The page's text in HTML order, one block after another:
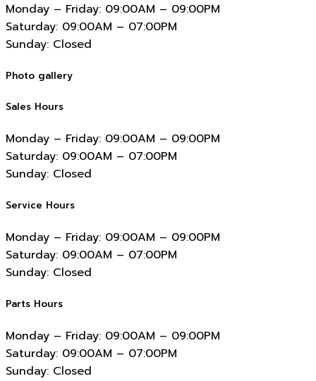
Monday – Friday: 09:00AM – 09:00PM
Saturday: 09:00AM – 07:00PM
Sunday: Closed
Photo gallery
Sales Hours
Monday – Friday: 09:00AM – 09:00PM
Saturday: 09:00AM – 07:00PM
Sunday: Closed
Service Hours
Monday – Friday: 09:00AM – 09:00PM
Saturday: 09:00AM – 07:00PM
Sunday: Closed
Parts Hours
Monday – Friday: 09:00AM – 09:00PM
Saturday: 09:00AM – 07:00PM
Sunday: Closed